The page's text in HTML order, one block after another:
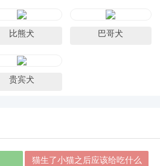
比熊犬 巴哥犬
贵宾犬
猫生了小猫之后应该给吃什么